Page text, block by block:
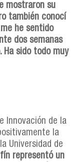
mostraron su
también conocí
he sentido
dos semanas
Ha sido todo muy
Innovación de la
la
Universidad de
representó un